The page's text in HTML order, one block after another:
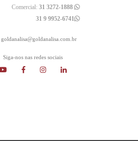
Comercial:31 3272-1888
31 9 9952-6741
goldanalisa@goldanalisa.com.br
Siga-nos nas redes sociais